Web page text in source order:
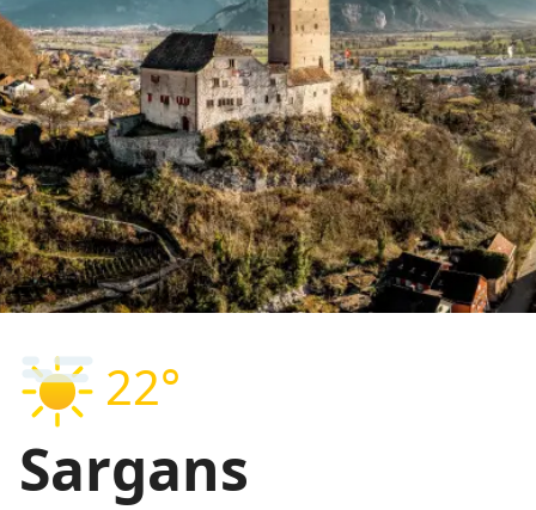
22°
Sargans